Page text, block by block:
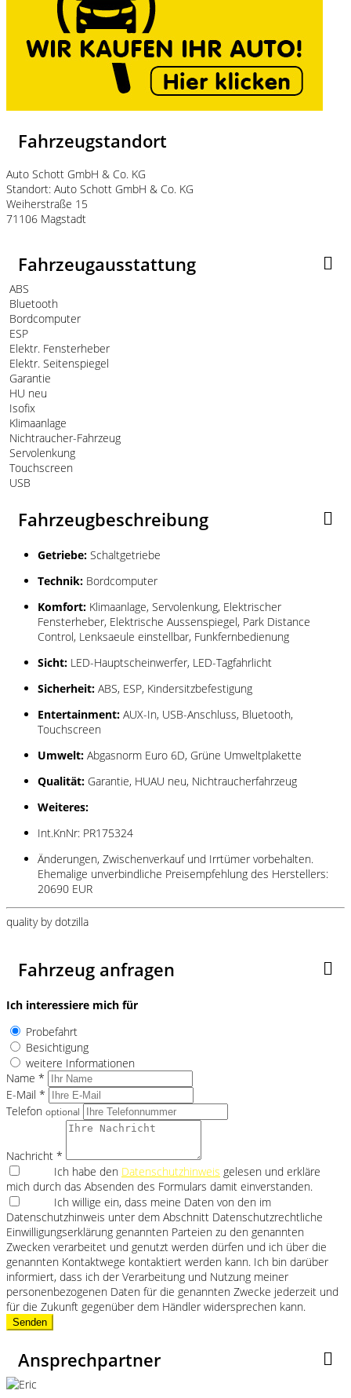
Fahrzeugstandort
Auto Schott GmbH & Co. KG
Standort: Auto Schott GmbH & Co. KG
Weiherstraße 15
71106 Magstadt
Fahrzeugausstattung
ABS
Bluetooth
Bordcomputer
ESP
Elektr. Fensterheber
Elektr. Seitenspiegel
Garantie
HU neu
Isofix
Klimaanlage
Nichtraucher-Fahrzeug
Servolenkung
Touchscreen
USB
Fahrzeugbeschreibung
Getriebe: Schaltgetriebe
Technik: Bordcomputer
Komfort: Klimaanlage, Servolenkung, Elektrischer
Fensterheber, Elektrische Aussenspiegel, Park Distance
Control, Lenksaeule einstellbar, Funkfernbedienung
Sicht: LED-Hauptscheinwerfer, LED-Tagfahrlicht
Sicherheit: ABS, ESP, Kindersitzbefestigung
Entertainment: AUX-In, USB-Anschluss, Bluetooth,
Touchscreen
Umwelt: Abgasnorm Euro 6D, Grüne Umweltplakette
Qualität: Garantie, HUAU neu, Nichtraucherfahrzeug
Weiteres:
Int.KnNr: PR175324
Änderungen, Zwischenverkauf und Irrtümer vorbehalten.
Ehemalige unverbindliche Preisempfehlung des Herstellers:
20690 EUR
quality by dotzilla
Fahrzeug anfragen
Ich interessiere mich für
Probefahrt
Besichtigung
weitere Informationen
Name *
E-Mail *
Telefon optional
Nachricht *
Ich habe den Datenschutzhinweis gelesen und erkläre
mich durch das Absenden des Formulars damit einverstanden.
Ich willige ein, dass meine Daten von den im
Datenschutzhinweis unter dem Abschnitt Datenschutzrechtliche
Einwilligungserklärung genannten Parteien zu den genannten
Zwecken verarbeitet und genutzt werden dürfen und ich über die
genannten Kontaktwege kontaktiert werden kann. Ich bin darüber
informiert, dass ich der Verarbeitung und Nutzung meiner
personenbezogenen Daten für die genannten Zwecke jederzeit und
für die Zukunft gegenüber dem Händler widersprechen kann.
Senden
Ansprechpartner